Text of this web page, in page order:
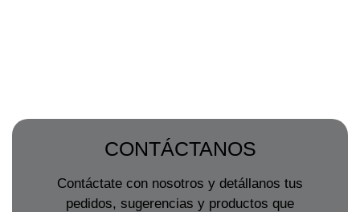
CONTÁCTANOS
Contáctate con nosotros y detállanos tus
pedidos, sugerencias y productos que